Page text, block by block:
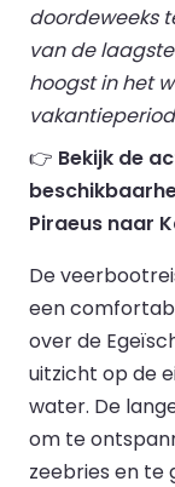
doordeweeks
van de
hoogst in het
👉 Bekijk de
Piraeus naar
De
een
over de
uitzicht op de
water. De
om te
zeebries en te